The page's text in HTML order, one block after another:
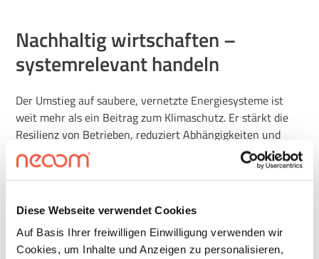
Diese Webseite verwendet Cookies
Auf Basis Ihrer freiwilligen Einwilligung verwenden wir
Cookies, um Inhalte und Anzeigen zu personalisieren,
Nachhaltig wirtschaften –
systemrelevant handeln
Der Umstieg auf saubere, vernetzte Energiesysteme ist
weit mehr als ein Beitrag zum Klimaschutz. Er stärkt die
Resilienz von Betrieben, reduziert Abhängigkeiten und
unterstützt die Stabilität der Stromnetze – zentrale Ziele
der europäischen Energiepolitik.
investieren, gestalten aktiv die Zukunft der
Energieversorgung mit –wirtschaftlich, technologisch
und ökologisch.